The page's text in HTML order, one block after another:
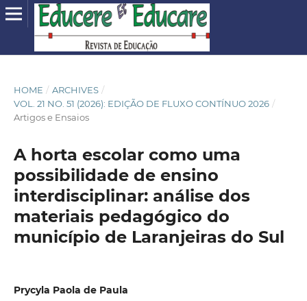
HOME / ARCHIVES /
VOL. 21 NO. 51 (2026): EDIÇÃO DE FLUXO CONTÍNUO 2026 /
Artigos e Ensaios
A horta escolar como uma
possibilidade de ensino
interdisciplinar: análise dos
materiais pedagógico do
município de Laranjeiras do Sul
Prycyla Paola de Paula